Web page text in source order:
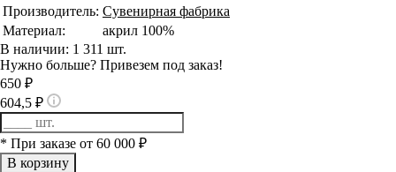
Производитель: Сувенирная фабрика
Материал:
акрил 100%
В наличии: 1 311 шт.
Нужно больше? Привезем под заказ!
650 ₽
604,5 ₽
* При заказе от 60 000 ₽